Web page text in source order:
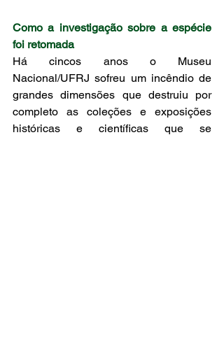
Como a investigação sobre a espécie
foi retomada
Há cincos anos o Museu
Nacional/UFRJ sofreu um incêndio de
grandes dimensões que destruiu por
completo as coleções e exposições
históricas e científicas que se